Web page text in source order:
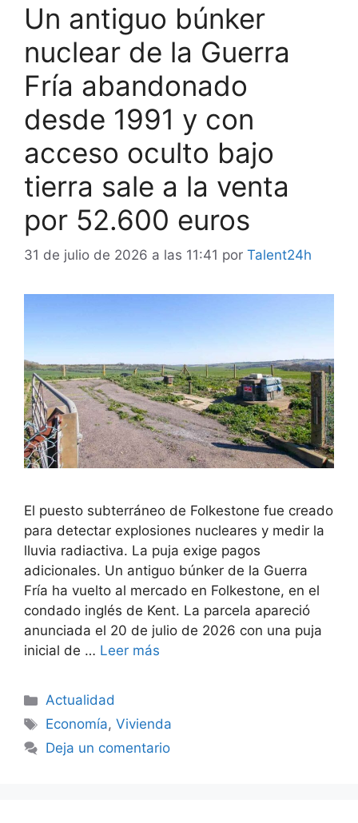
Un antiguo búnker
nuclear de la Guerra
Fría abandonado
desde 1991 y con
acceso oculto bajo
tierra sale a la venta
por 52.600 euros
31 de julio de 2026 a las 11:41 por Talent24h
El puesto subterráneo de Folkestone fue creado
para detectar explosiones nucleares y medir la
lluvia radiactiva. La puja exige pagos
adicionales. Un antiguo búnker de la Guerra
Fría ha vuelto al mercado en Folkestone, en el
condado inglés de Kent. La parcela apareció
anunciada el 20 de julio de 2026 con una puja
inicial de … Leer más
Categorías
Actualidad
Etiquetas
Economía,Vivienda
Deja un comentario